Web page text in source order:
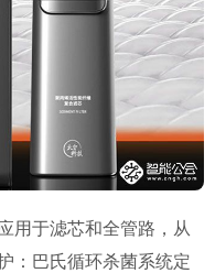
用于滤芯和全管路，从
：巴氏循环杀菌系统定